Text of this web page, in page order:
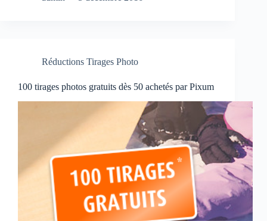
Réductions Tirages Photo
100 tirages photos gratuits dès 50 achetés par Pixum